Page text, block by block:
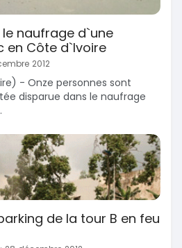
naufrage d`une
en Côte d`Ivoire
2012
- Onze personnes sont
disparue dans le naufrage
de la tour B en feu